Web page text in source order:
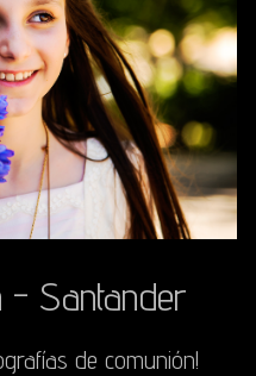
- Santander
de comunión!